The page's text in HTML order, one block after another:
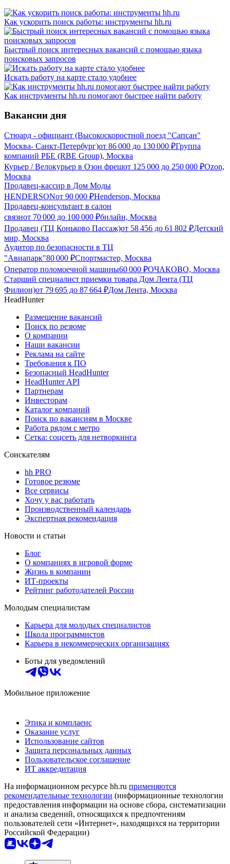
Как ускорить поиск работы: инструменты hh.ru
Быстрый поиск интересных вакансий с помощью языка
поисковых запросов
Искать работу на карте стало удобнее
Как инструменты hh.ru помогают быстрее найти работу
Вакансии дня
Стюард - официант (Высокоскоростной поезд "Сапсан"
Москва- Санкт-Петербург)от 86 000 до 130 000 ₽Группа
компаний РБЕ (RBE Group), Москва
Курьер / Велокурьер в Озон фрешот 125 000 до 250 000 ₽Ozon,
Москва
Продавец-кассир в Дом Моды
HENDERSONот 90 000 ₽Henderson, Москва
Продавец-консультант в салон
связиот 70 000 до 100 000 ₽билайн, Москва
Продавец (ТЦ Коньково Пассаж)от 58 456 до 61 802 ₽Детский
мир, Москва
Аудитор по безопасности в ТЦ
"Авиапарк"80 000 ₽Спортмастер, Москва
Оператор поломоечной машины60 000 ₽ОЧАКОВО, Москва
Старший специалист приемки товара Дом Лента (ТЦ
Филион)от 79 695 до 87 664 ₽Дом Лента, Москва
HeadHunter
Размещение вакансий
Поиск по резюме
О компании
Наши вакансии
Реклама на сайте
Требования к ПО
Безопасный HeadHunter
HeadHunter API
Партнерам
Инвесторам
Каталог компаний
Поиск по вакансиям в Москве
Работа рядом с метро
Сетка: соцсеть для нетворкинга
Соискателям
hh PRO
Готовое резюме
Все сервисы
Хочу у вас работать
Производственный календарь
Экспертная рекомендация
Новости и статьи
Блог
О компаниях в игровой форме
Жизнь в компании
ИТ-проекты
Рейтинг работодателей России
Молодым специалистам
Карьера для молодых специалистов
Школа программистов
Карьера в некоммерческих организациях
Боты для уведомлений
Мобильное приложение
Этика и комплаенс
Оказание услуг
Использование сайтов
Защита персональных данных
Пользовательское соглашение
ИТ аккредитация
На информационном ресурсе hh.ru применяются
рекомендательные технологии (информационные технологии
предоставления информации на основе сбора, систематизации
и анализа сведений, относящихся к предпочтениям
пользователей сети «Интернет», находящихся на территории
Российской Федерации)